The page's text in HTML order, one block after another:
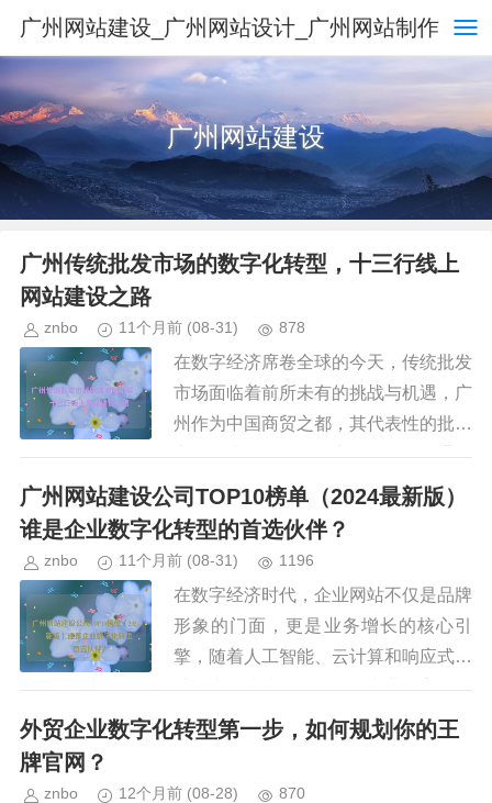
广州网站建设_广州网站设计_广州网站制作
广州网站建设
广州传统批发市场的数字化转型，十三行线上
网站建设之路
znbo 11个月前 (08-31) 878
在数字经济席卷全球的今天，传统批发
市场面临着前所未有的挑战与机遇，广
州作为中国商贸之都，其代表性的批发
市场如十三行，曾是商贾云集、货通四
海的象征，随着电商平台的崛起和消费
习惯的变化，传统线下批发模式亟...
广州网站建设公司TOP10榜单（2024最新版）
谁是企业数字化转型的首选伙伴？
znbo 11个月前 (08-31) 1196
在数字经济时代，企业网站不仅是品牌
形象的门面，更是业务增长的核心引
擎，随着人工智能、云计算和响应式设
计技术的快速发展，一个专业、高效且
用户体验优异的网站已成为企业数字化
外贸企业数字化转型第一步，如何规划你的王
牌官网？
znbo 12个月前 (08-28) 870